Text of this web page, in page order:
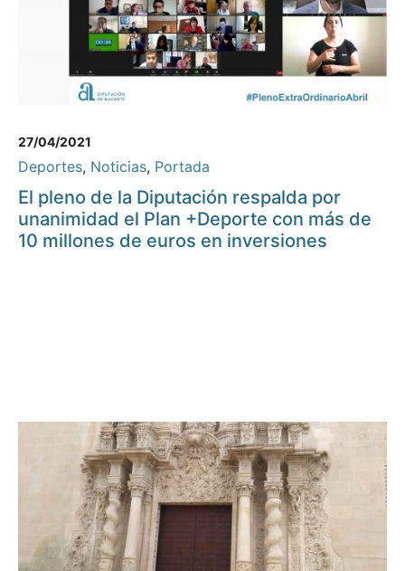
27/04/2021
Deportes, Noticias, Portada
El pleno de la Diputación respalda por
unanimidad el Plan +Deporte con más de
10 millones de euros en inversiones